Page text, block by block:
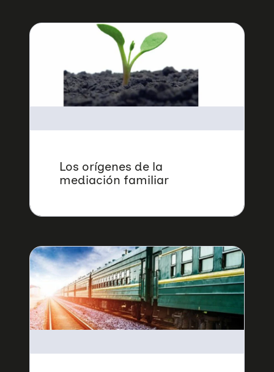
Los orígenes de la
mediación familiar